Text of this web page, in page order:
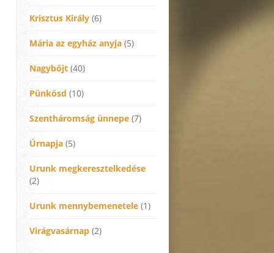
Krisztus Király (6)
Mária az egyház anyja (5)
Nagybőjt (40)
Pünkösd (10)
Szentháromság ünnepe (7)
Úrnapja (5)
Urunk megkeresztelkedése
(2)
Urunk mennybemenetele (1)
Virágvasárnap (2)